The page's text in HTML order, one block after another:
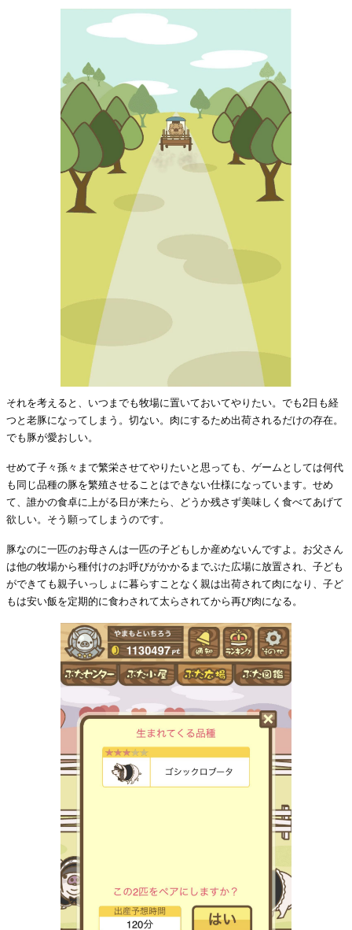
それを考えると、いつまでも牧場に置いておいてやりたい。でも2日も経
つと老豚になってしまう。切ない。肉にするため出荷されるだけの存在。
でも豚が愛おしい。
せめて子々孫々まで繁栄させてやりたいと思っても、ゲームとしては何代
も同じ品種の豚を繁殖させることはできない仕様になっています。せめ
て、誰かの食卓に上がる日が来たら、どうか残さず美味しく食べてあげて
欲しい。そう願ってしまうのです。
豚なのに一匹のお母さんは一匹の子どもしか産めないんですよ。お父さん
は他の牧場から種付けのお呼びがかかるまでぶた広場に放置され、子ども
ができても親子いっしょに暮らすことなく親は出荷されて肉になり、子ど
もは安い飯を定期的に食わされて太らされてから再び肉になる。